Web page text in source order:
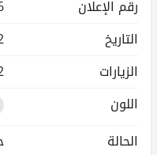
رقم الإعلان
التاريخ
الزيارات
اللون
الحالة